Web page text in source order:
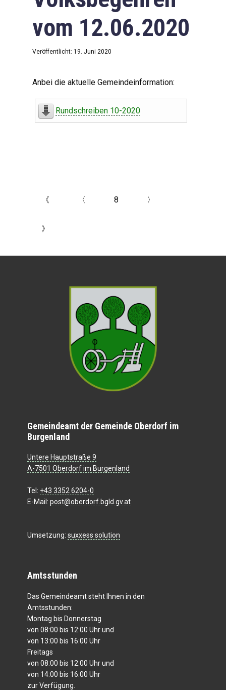
vom 12.06.2020
Veröffentlicht: 19. Juni 2020
Anbei die aktuelle Gemeindeinformation:
Rundschreiben 10-2020
《 〈 8 〉
》
Gemeindeamt der Gemeinde Oberdorf im
Burgenland
Untere Hauptstraße 9
A-7501 Oberdorf im Burgenland
Tel: +43 3352 6204-0
E-Mail: post@oberdorf.bgld.gv.at
Umsetzung: suxxess solution
Amtsstunden
Das Gemeindeamt steht Ihnen in den
Amtsstunden:
Montag bis Donnerstag
von 08:00 bis 12:00 Uhr und
von 13:00 bis 16:00 Uhr
Freitags
von 08:00 bis 12:00 Uhr und
von 14:00 bis 16:00 Uhr
zur Verfügung.